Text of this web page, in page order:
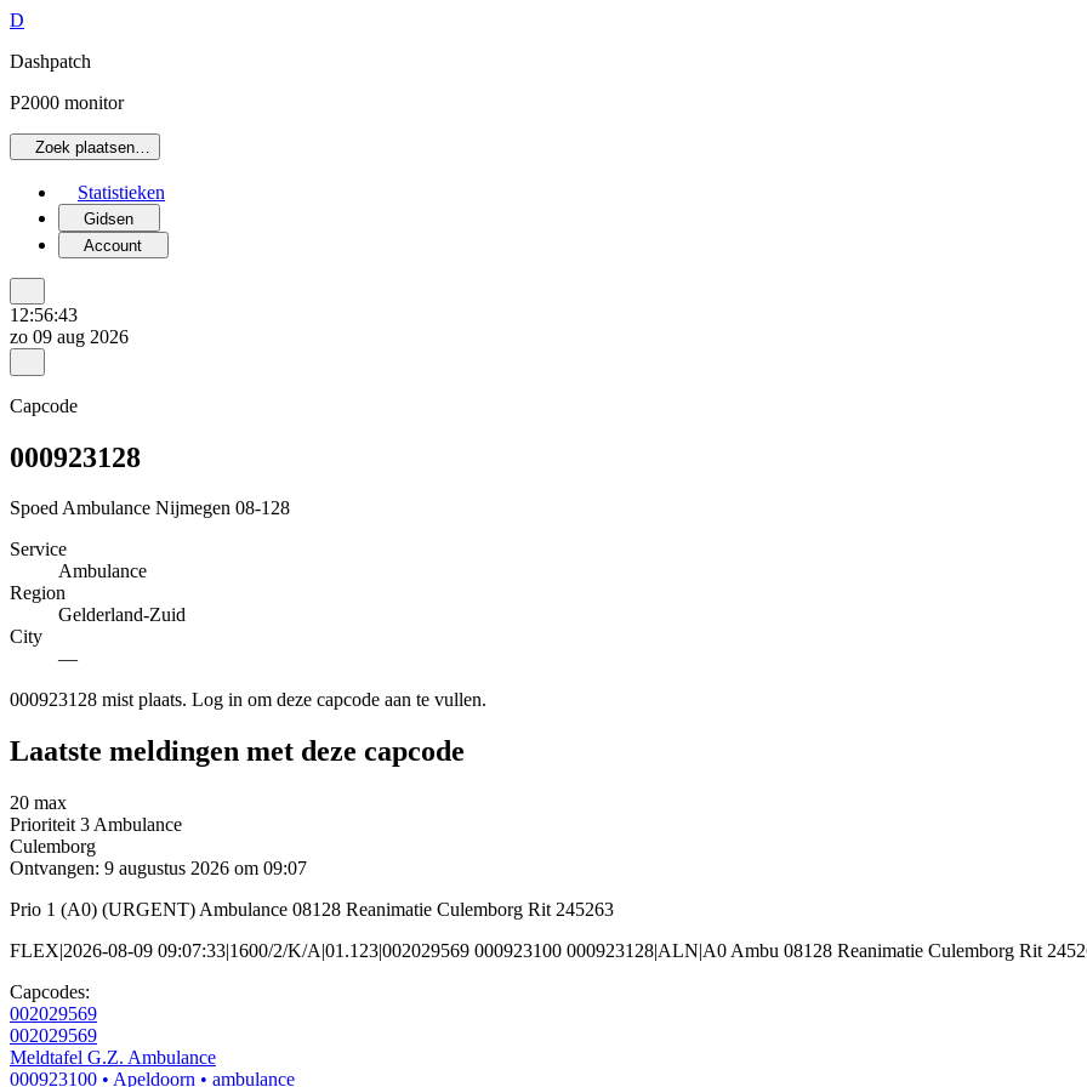
D
Dashpatch
P2000 monitor
Zoek plaatsen…
Statistieken
Gidsen
Account
12:56:43
zo 09 aug 2026
Capcode
000923128
Spoed Ambulance Nijmegen 08-128
Service
Ambulance
Region
Gelderland-Zuid
City
—
000923128 mist plaats. Log in om deze capcode aan te vullen.
Laatste meldingen met deze capcode
20 max
Prioriteit 3 Ambulance
Culemborg
Ontvangen: 9 augustus 2026 om 09:07
Prio 1 (A0) (URGENT) Ambulance 08128 Reanimatie Culemborg Rit 245263
FLEX|2026-08-09 09:07:33|1600/2/K/A|01.123|002029569 000923100 000923128|ALN|A0 Ambu 08128 Reanimatie Culemborg Rit
Capcodes:
002029569
002029569
Meldtafel G.Z. Ambulance
000923100 • Apeldoorn • ambulance